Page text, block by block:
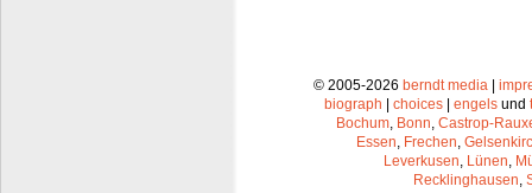
© 2005-2026 berndt media|
biograph
choices engels und
Bochum, Bonn, Castrop-
Essen, Frechen,
Leverkusen, Lünen,
Recklinghausen,